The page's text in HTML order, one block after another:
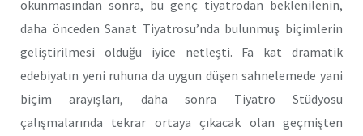
okunmasından sonra, bu genç tiyatrodan beklenilenin,
daha önceden Sanat Tiyatrosu’nda bulunmuş biçimlerin
geliştirilmesi olduğu iyice netleşti. Fa kat dramatik
edebiyatın yeni ruhuna da uygun düşen sahnelemede yani
biçim arayışları, daha sonra Tiyatro Stüdyosu
çalışmalarında tekrar ortaya çıkacak olan geçmişten